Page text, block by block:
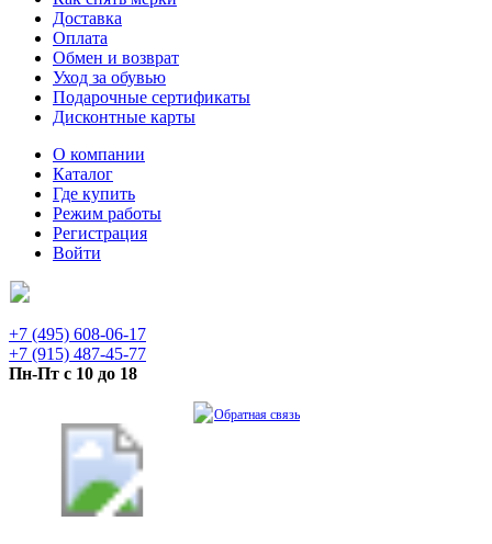
Доставка
Оплата
Обмен и возврат
Уход за обувью
Подарочные сертификаты
Дисконтные карты
О компании
Каталог
Где купить
Режим работы
Регистрация
Войти
+7 (495) 608-06-17
+7 (915) 487-45-77
Пн-Пт с 10 до 18
Обратная связь